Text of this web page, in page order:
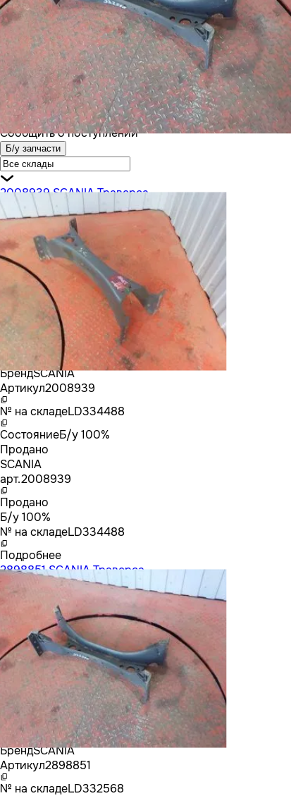
Сообщить о поступлении
Б/у запчасти
2008939 SCANIA Траверса
БрендSCANIA
Артикул2008939
№ на складеLD334488
СостояниеБ/у 100%
Продано
SCANIA
арт.2008939
Продано
Б/у 100%
№ на складеLD334488
Подробнее
2898851 SCANIA Траверса
БрендSCANIA
Артикул2898851
№ на складеLD332568